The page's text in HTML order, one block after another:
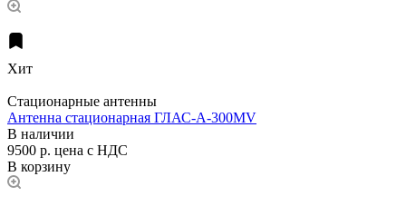
Хит
Стационарные антенны
Антенна стационарная ГЛАС-A-300MV
В наличии
9500 р. цена с НДС
В корзину